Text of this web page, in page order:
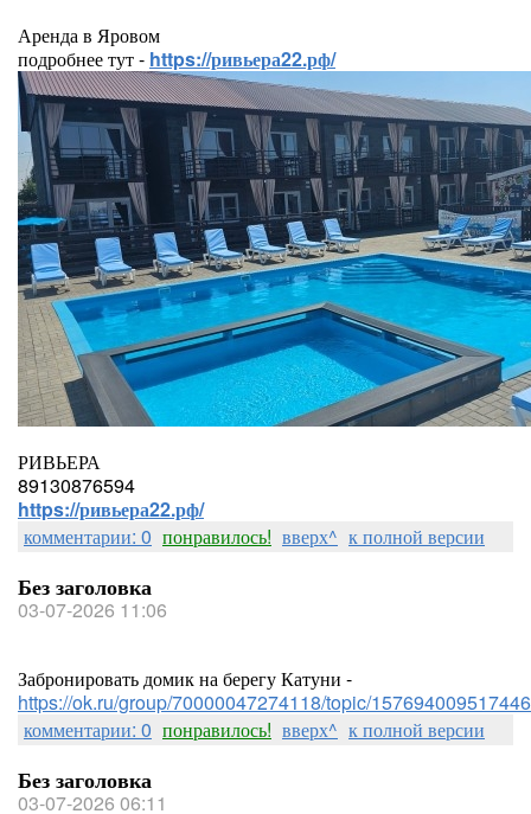
Аренда в Яровом
подробнее тут - https://ривьера22.рф/
РИВЬЕРА
89130876594
https://ривьера22.рф/
комментарии: 0 понравилось! вверх^ к полной версии
Без заголовка
03-07-2026 11:06
Забронировать домик на берегу Катуни -
https://ok.ru/group/70000047274118/topic/157694009517446
комментарии: 0 понравилось! вверх^ к полной версии
Без заголовка
03-07-2026 06:11